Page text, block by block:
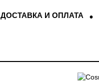
ДОСТАВКА И ОПЛАТА